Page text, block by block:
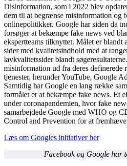
Disinformation, som i 2022 blev
dem til at begrænse misinformation og
onlinepolitikker. Google har siden da
forsøger at bekæmpe fake news ved
ekspertteams tilknyttet. Målet er blandt
sider med kvalitetsindhold med at
lavkvalitetssider blandt
misinformation ud fra deres definerede
tjenester, herunder YouTube, Google
Samtidig har Google en lang række
formålet er at bekæmpe fake news. Et
under coronapandemien, hvor fake
samarbejdede Google med WHO og
Control and Prevention for at
Læs om Googles initiativer her
Facebook og Google har